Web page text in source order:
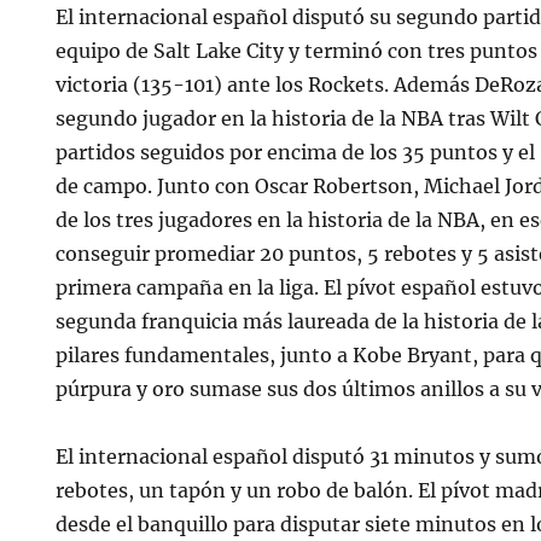
El internacional español disputó su segundo
equipo de Salt Lake City y terminó con tres
victoria (135-101) ante los Rockets. Además
segundo jugador en la historia de la NBA tras Wilt
partidos seguidos por encima de los 35 puntos y
de campo. Junto con Oscar Robertson, Michael
de los tres jugadores en la historia de la NBA, en
conseguir promediar 20 puntos, 5 rebotes y 5
primera campaña en la liga. El pívot español
segunda franquicia más laureada de la historia de
pilares fundamentales, junto a Kobe Bryant, para
púrpura y oro sumase sus dos últimos anillos a su
El internacional español disputó 31 minutos y
rebotes, un tapón y un robo de balón. El pívot
desde el banquillo para disputar siete minutos en